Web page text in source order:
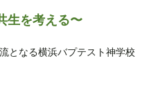
生を考える〜
となる横浜バプテスト神学校